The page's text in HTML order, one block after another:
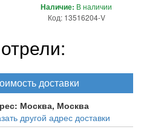
Наличие: В наличии
Код: 13516204-V
доставки
Москва, Москва
другой адрес доставки